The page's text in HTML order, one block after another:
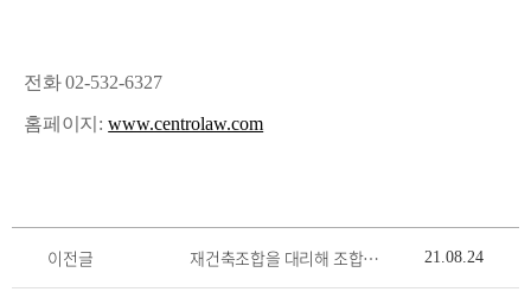
전화02-532-6327
홈페이지 :www.centrolaw.com
이전글 재건축조합을 대리해 조합원들의 총회안건상정금지가처분 신청을 기각시킨 사례 21.08.24